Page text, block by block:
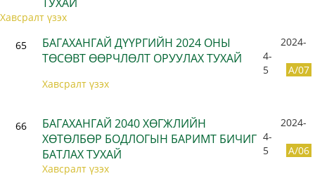
Хавсралт үзэх
65
БАГАХАНГАЙ ДҮҮРГИЙН 2024 ОНЫ
ТӨСӨВТ ӨӨРЧЛӨЛТ ОРУУЛАХ ТУХАЙ
2024-
4-
5
A/07
Хавсралт үзэх
66
БАГАХАНГАЙ 2040 ХӨГЖЛИЙН
ХӨТӨЛБӨР БОДЛОГЫН БАРИМТ БИЧИГ
БАТЛАХ ТУХАЙ
2024-
4-
5
A/06
Хавсралт үзэх